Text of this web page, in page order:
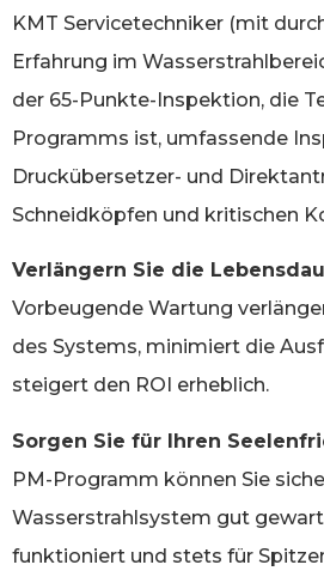
KMT Servicetechniker (mit
Erfahrung im
der 65-Punkte-Inspektion, die
Programms ist, umfassende
Druckübersetzer- und
Schneidköpfen und kritischen
Verlängern Sie die
Vorbeugende Wartung
des Systems, minimiert die
steigert den ROI erheblich.
Sorgen Sie für Ihren
PM-Programm können Sie
Wasserstrahlsystem gut
funktioniert und stets für